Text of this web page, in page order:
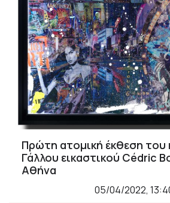
Πρώτη ατομική έκθεση του
Γάλλου εικαστικού Cédric
Αθήνα
05/04/2022,